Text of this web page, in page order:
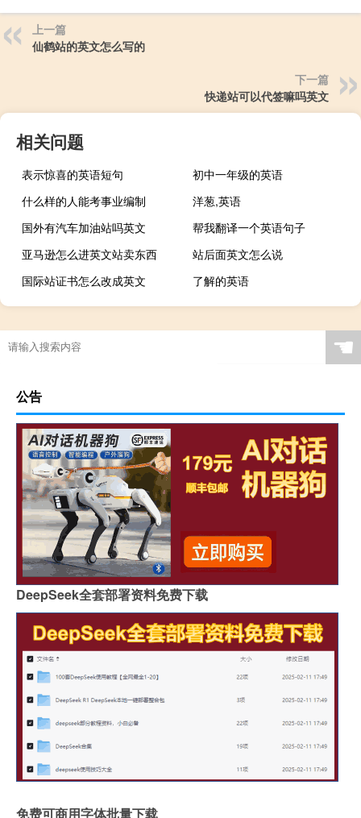
上一篇
仙鹤站的英文怎么写的
下一篇
快递站可以代签嘛吗英文
相关问题
表示惊喜的英语短句
初中一年级的英语
什么样的人能考事业编制
洋葱,英语
国外有汽车加油站吗英文
帮我翻译一个英语句子
亚马逊怎么进英文站卖东西
站后面英文怎么说
国际站证书怎么改成英文
了解的英语
☚
公告
DeepSeek全套部署资料免费下载
免费可商用字体批量下载